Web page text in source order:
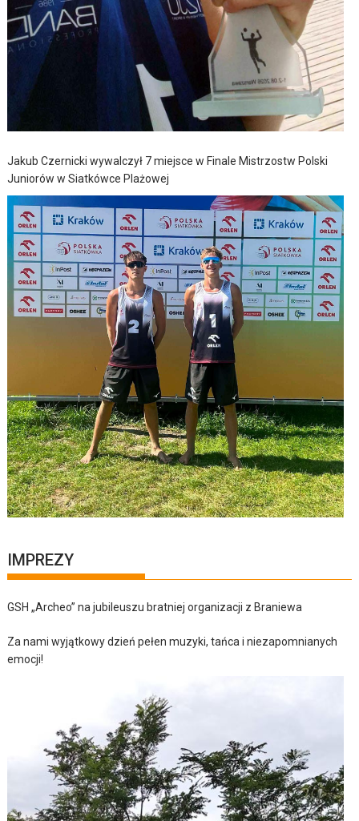
Jakub Czernicki wywalczył 7 miejsce w Finale Mistrzostw Polski
Juniorów w Siatkówce Plażowej
IMPREZY
GSH „Archeo” na jubileuszu bratniej organizacji z Braniewa
Za nami wyjątkowy dzień pełen muzyki, tańca i niezapomnianych
emocji!